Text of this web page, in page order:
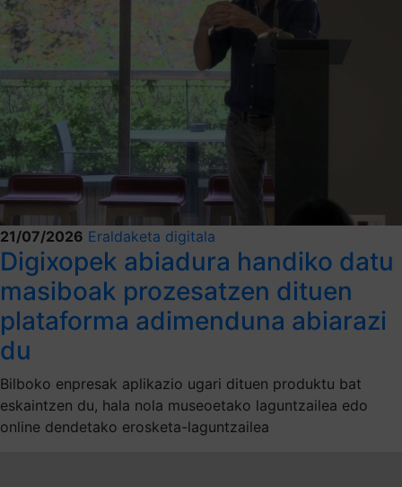
21/07/2026 Eraldaketa digitala
Digixopek abiadura handiko datu
masiboak prozesatzen dituen
plataforma adimenduna abiarazi
du
Bilboko enpresak aplikazio ugari dituen produktu bat
eskaintzen du, hala nola museoetako laguntzailea edo
online dendetako erosketa-laguntzailea